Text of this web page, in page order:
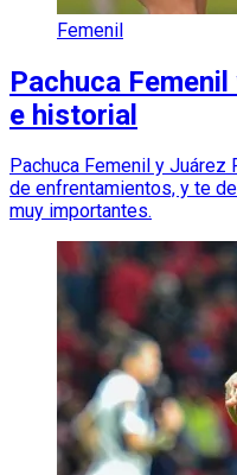
Femenil
Pachuca
e historial
Pachuca Femenil y
de enfrentamientos, y te
muy importantes.